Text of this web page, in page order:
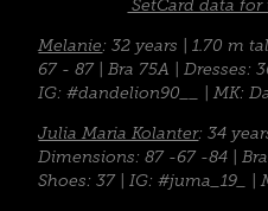
SetCard data
Melanie: 32 years | 1.70 m
67 - 87 | Bra 75A | Dresses:
IG: #dandelion90__ | MK:
Julia Maria Kolanter: 34
Dimensions: 87 -67 -84 | Bra
Shoes: 37 | IG: #juma_19_ |